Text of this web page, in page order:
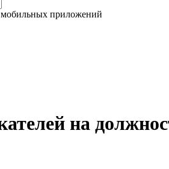
мобильных приложений
на